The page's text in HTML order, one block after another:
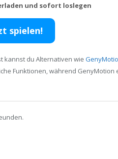
und sofort loslegen
spielen!
kannst du Alternativen wie
Funktionen, während GenyMotion